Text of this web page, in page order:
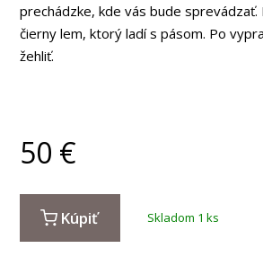
prechádzke, kde vás bude sprevádzať.
čierny lem, ktorý ladí s pásom. Po
žehliť.
50 €
Kúpiť Skladom 1 ks